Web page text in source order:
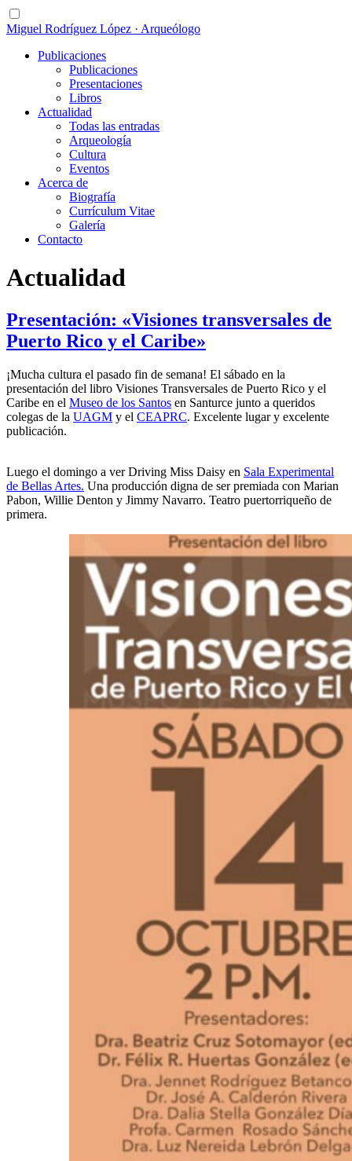
Miguel Rodríguez López · Arqueólogo
Publicaciones
Publicaciones
Presentaciones
Libros
Actualidad
Todas las entradas
Arqueología
Cultura
Eventos
Acerca de
Biografía
Currículum Vitae
Galería
Contacto
Actualidad
Presentación: «Visiones transversales de
Puerto Rico y el Caribe»
¡Mucha cultura el pasado fin de semana! El sábado en la
presentación del libro Visiones Transversales de Puerto Rico y el
Caribe en el Museo de los Santos en Santurce junto a queridos
colegas de la UAGM y el CEAPRC. Excelente lugar y excelente
publicación.
Luego el domingo a ver Driving Miss Daisy en Sala Experimental
de Bellas Artes. Una producción digna de ser premiada con Marian
Pabon, Willie Denton y Jimmy Navarro. Teatro puertorriqueño de
primera.